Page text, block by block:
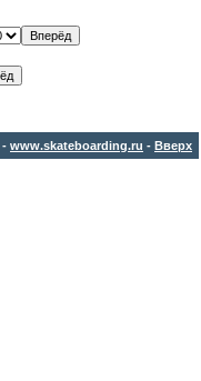
- www.skateboarding.ru - Вверх